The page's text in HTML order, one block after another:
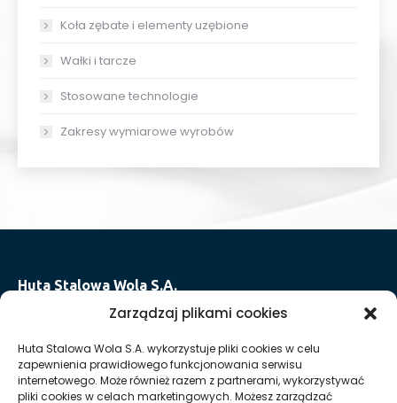
Zarządzaj plikami cookies
Huta Stalowa Wola S.A. wykorzystuje pliki cookies w celu
zapewnienia prawidłowego funkcjonowania serwisu
internetowego. Może również razem z partnerami, wykorzystywać
pliki cookies w celach marketingowych. Możesz zarządzać
Koła zębate i elementy uzębione
Wałki i tarcze
Stosowane technologie
Zakresy wymiarowe wyrobów
Huta Stalowa Wola S.A.
Oddział I w Stalowej Woli
37-450 Stalowa Wola
T:+48 15 813 49 91
E:sekretariat @ oddzial1 hsw pl